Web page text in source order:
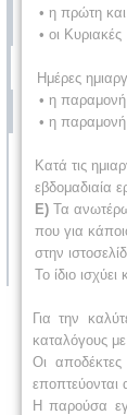
• η πρώτη
• οι Κυριακές
Ημέρες
• η
• η παραμονή
Κατά τις
εβδομαδιαία
Ε) Τα ανωτέρω
που για
στην
Το ίδιο
Για την
καταλόγους
Οι
εποπτεύονται
Η παρούσα